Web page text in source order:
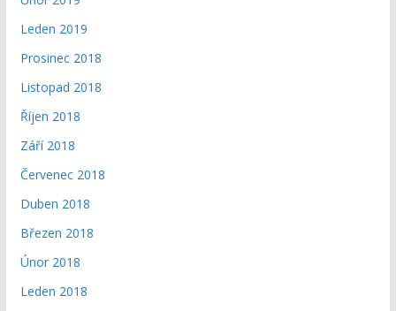
Leden 2019
Prosinec 2018
Listopad 2018
Říjen 2018
Září 2018
Červenec 2018
Duben 2018
Březen 2018
Únor 2018
Leden 2018